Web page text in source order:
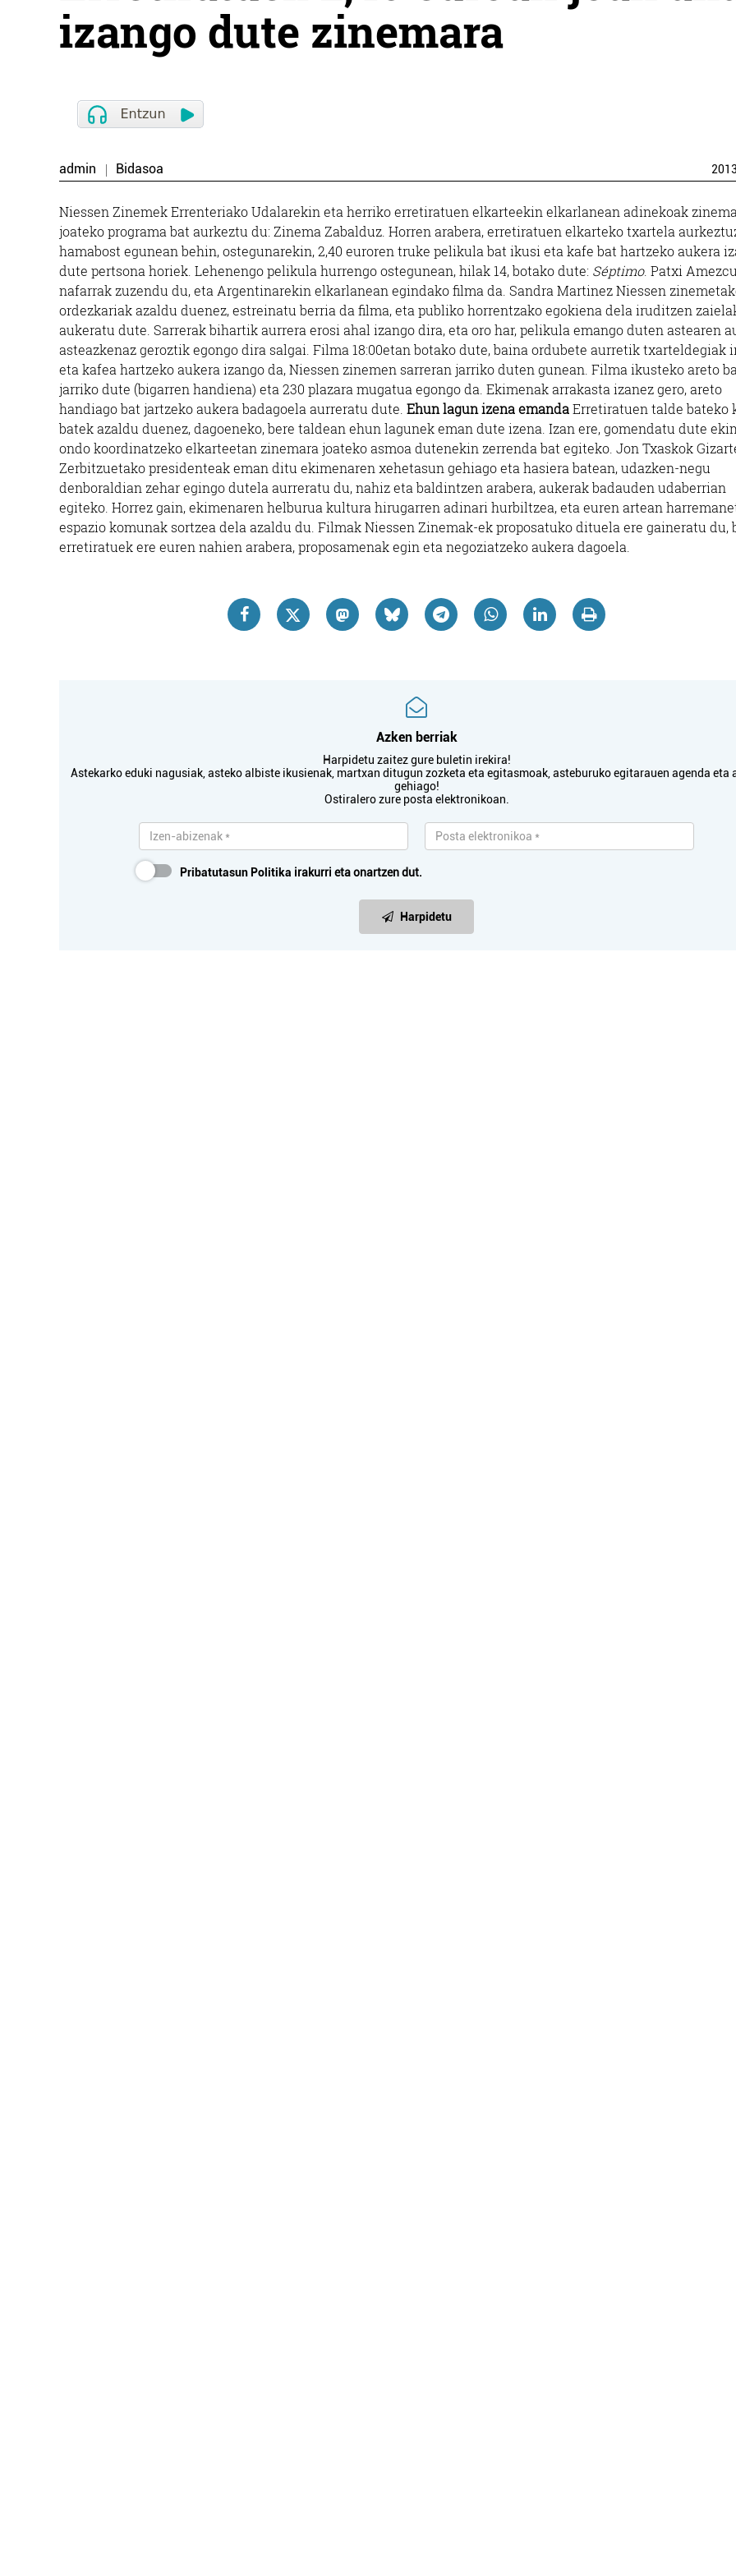
izango dute zinemara
admin Bidasoa 2013
Niessen Zinemek Errenteriako Udalarekin eta herriko erretiratuen elkarteekin elkarlanean adinekoak
joateko programa bat aurkeztu du: Zinema Zabalduz. Horren arabera, erretiratuen elkarteko txartela
hamabost egunean behin, ostegunarekin, 2,40 euroren truke pelikula bat ikusi eta kafe bat hartzeko aukera
dute pertsona horiek. Lehenengo pelikula hurrengo ostegunean, hilak 14, botako dute: Séptimo. Patxi
nafarrak zuzendu du, eta Argentinarekin elkarlanean egindako filma da. Sandra Martinez Niessen
ordezkariak azaldu duenez, estreinatu berria da filma, eta publiko horrentzako egokiena dela iruditzen
aukeratu dute. Sarrerak bihartik aurrera erosi ahal izango dira, eta oro har, pelikula emango duten astearen
asteazkenaz geroztik egongo dira salgai. Filma 18:00etan botako dute, baina ordubete aurretik txarteldegiak
eta kafea hartzeko aukera izango da, Niessen zinemen sarreran jarriko duten gunean. Filma ikusteko areto
jarriko dute (bigarren handiena) eta 230 plazara mugatua egongo da. Ekimenak arrakasta izanez gero, areto
handiago bat jartzeko aukera badagoela aurreratu dute. Ehun lagun izena emandaErretiratuen talde bateko
batek azaldu duenez, dagoeneko, bere taldean ehun lagunek eman dute izena. Izan ere, gomendatu dute
ondo koordinatzeko elkarteetan zinemara joateko asmoa dutenekin zerrenda bat egiteko. Jon Txaskok
Zerbitzuetako presidenteak eman ditu ekimenaren xehetasun gehiago eta hasiera batean, udazken-negu
denboraldian zehar egingo dutela aurreratu du, nahiz eta baldintzen arabera, aukerak badauden udaberrian
egiteko. Horrez gain, ekimenaren helburua kultura hirugarren adinari hurbiltzea, eta euren artean
espazio komunak sortzea dela azaldu du. Filmak Niessen Zinemak-ek proposatuko dituela ere gaineratu du,
erretiratuek ere euren nahien arabera, proposamenak egin eta negoziatzeko aukera dagoela.
Azken berriak
Harpidetu zaitez gure buletin irekira!
Astekarko eduki nagusiak, asteko albiste ikusienak, martxan ditugun zozketa eta egitasmoak, asteburuko egitarauen agenda eta
gehiago!
Ostiralero zure posta elektronikoan.
Pribatutasun Politika irakurri eta onartzen dut.
Harpidetu
PRANA MASAJEAK
Arropa dendak
KALIMA ARROPA DENDA
Errenteria-Orereta
PRANA